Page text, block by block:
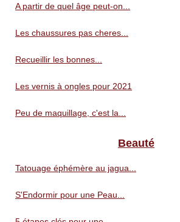
A partir de quel âge peut-on...
Les chaussures pas cheres...
Recueillir les bonnes...
Les vernis à ongles pour 2021
Peu de maquillage, c'est la...
Beauté
Tatouage éphémère au jagua...
S'Endormir pour une Peau...